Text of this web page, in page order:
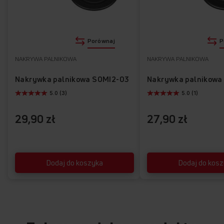
Poznaj najważniejsze funkcje kuchni
58GGD1.23ZOFPW
29,90 zł
NAKRYWA PALNIKOWA
Nakrywka palnikowa SOMI2-03
Dodaj do koszyka
5.0 (3)
Porównaj
27,90 zł
NAKRYWA PALNIKOWA
Nakrywka
Dodaj do
5.0 (1)